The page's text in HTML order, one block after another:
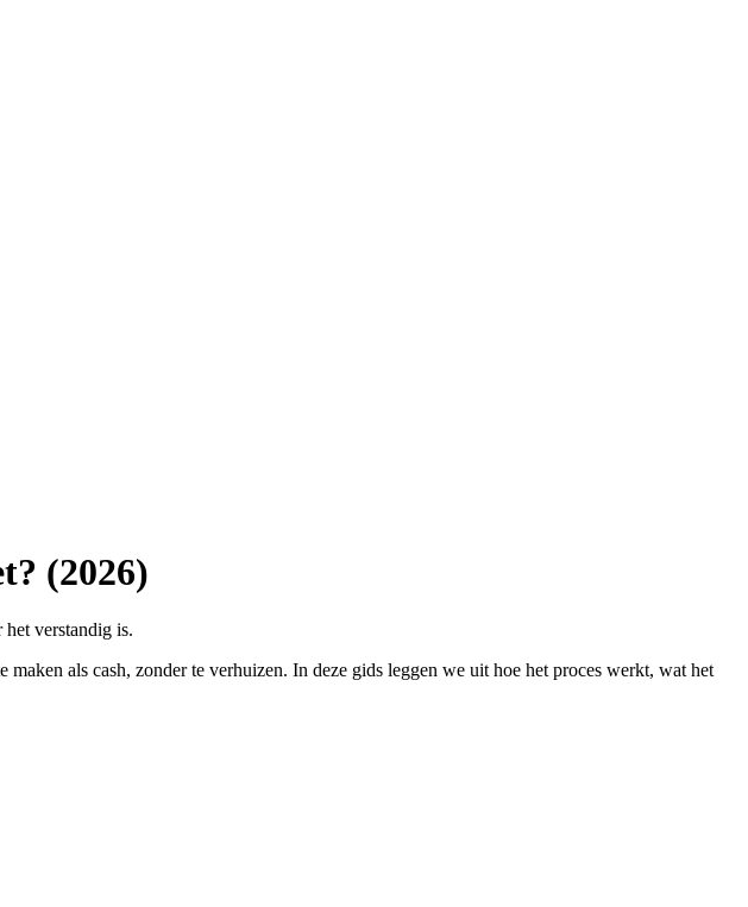
(2026)
verstandig is.
als cash, zonder te verhuizen. In deze gids leggen we uit hoe het proces werkt, wat het